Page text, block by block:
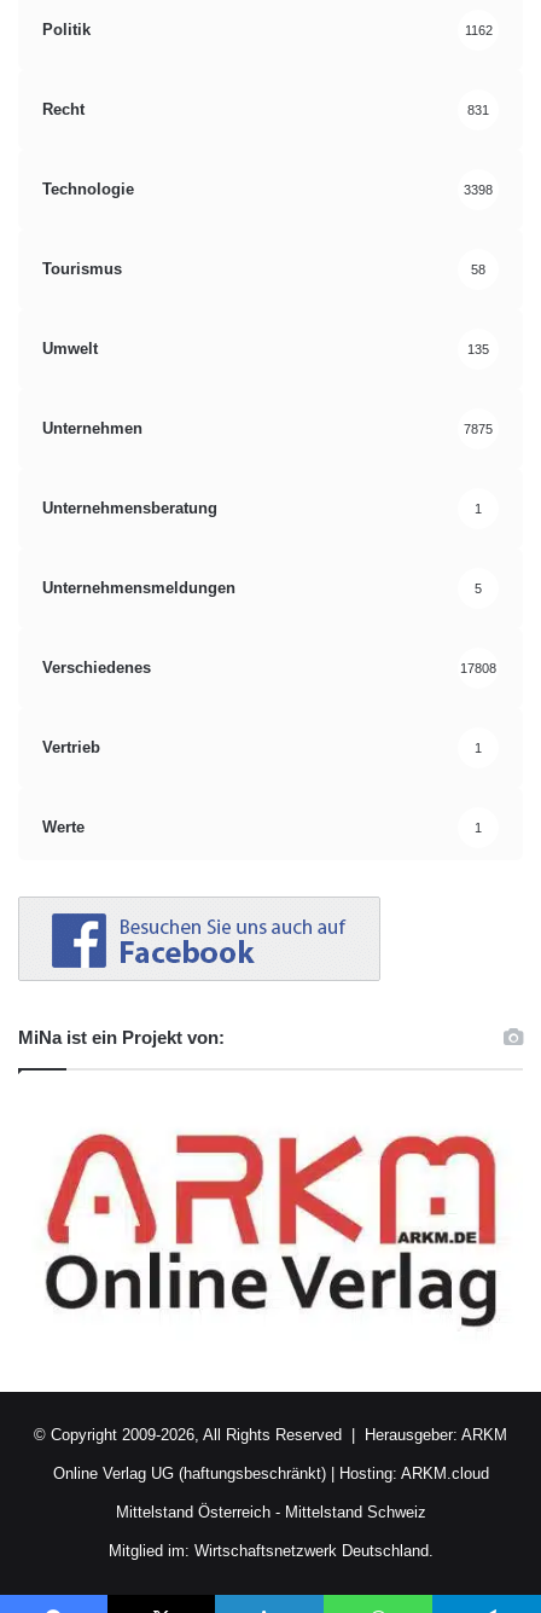
Politik 1162
Recht 831
Technologie 3398
Tourismus 58
Umwelt 135
Unternehmen 7875
Unternehmensberatung 1
Unternehmensmeldungen 5
Verschiedenes 17808
Vertrieb 1
Werte 1
MiNa ist ein Projekt von:
© Copyright 2009-2026, All Rights Reserved | Herausgeber: ARKM
Online Verlag UG (haftungsbeschränkt)| Hosting: ARKM.cloud
Mittelstand Österreich- Mittelstand Schweiz
Mitglied im: Wirtschaftsnetzwerk Deutschland.